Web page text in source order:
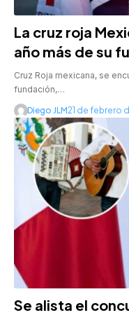
La cruz roja
año más de su
Cruz Roja mexicana, se
fundación,…
Diego JLM21 de febrero
Se alista el